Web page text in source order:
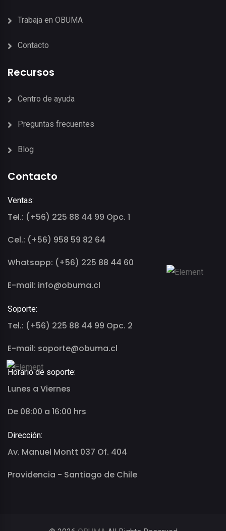
Trabaja en OBUMA
Contacto
Recursos
Centro de ayuda
Preguntas frecuentes
Blog
Contacto
Ventas:
Tel.: (+56) 225 88 44 99 Opc. 1
Cel.: (+56) 958 59 82 64
Whatsapp: (+56) 225 88 44 60
E-mail: info@obuma.cl
Soporte:
Tel.: (+56) 225 88 44 99 Opc. 2
E-mail: soporte@obuma.cl
Horario de soporte:
Lunes a Viernes
De 08:00 a 16:00 hrs
Dirección:
Av. Manuel Montt 037 Of. 404
Providencia - Santiago de Chile